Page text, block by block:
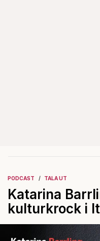
PODCAST TALA UT
Katarina
kulturkrock i